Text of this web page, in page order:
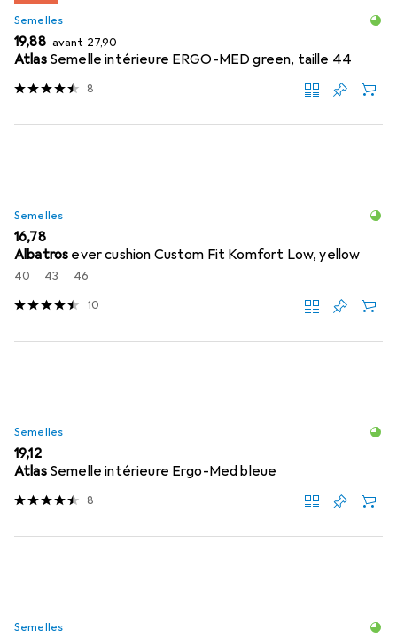
Semelles
EUR
19,88 avant EUR
27,90
Atlas Semelle intérieure ERGO-MED green, taille 44
8
Semelles
EUR
16,78
Albatros ever cushion Custom Fit Komfort Low, yellow
40 43 46
10
Semelles
EUR
19,12
Atlas Semelle intérieure Ergo-Med bleue
8
Semelles